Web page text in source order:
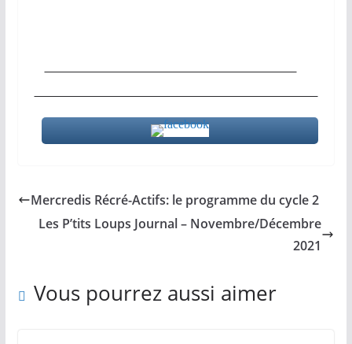
Mercredis Récré-Actifs: le programme du cycle 2
Les P’tits Loups Journal – Novembre/Décembre
2021
Vous pourrez aussi aimer